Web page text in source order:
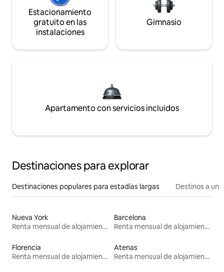
Estacionamiento
gratuito en las
instalaciones
Gimnasio
Apartamento con servicios incluidos
Destinaciones para explorar
Destinaciones populares para estadías largas Destinos a un
Nueva York
Renta mensual de alojamientos
Barcelona
Renta mensual de alojamientos
Florencia
Renta mensual de alojamientos
Atenas
Renta mensual de alojamientos